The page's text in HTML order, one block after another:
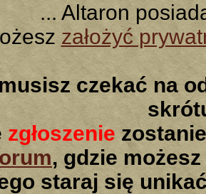
... Altaron
założyć
czekać na
zgłoszenie
, gdzie
staraj się